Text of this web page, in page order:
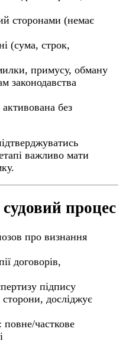
сторонами (немає
(сума, строк,
примусу, обману
законодавства
без
важливо мати
процес
про визнання
договорів,
підпису
досліджує
часткове